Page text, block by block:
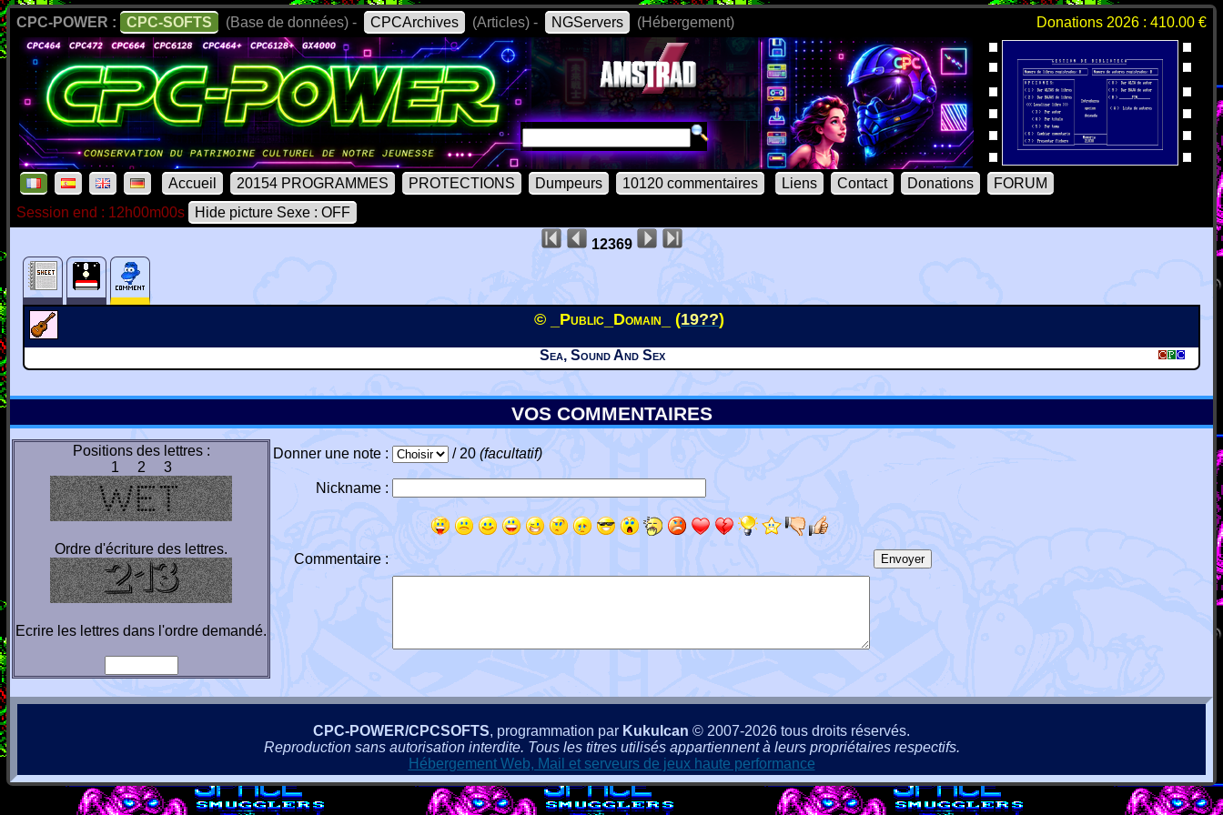
CPC-POWER : CPC-SOFTS (Base de données) - CPCArchives (Articles) - NGServers (Hébergement) Donations 2026 : 410.00 €
Accueil 20154 PROGRAMMES PROTECTIONS Dumpeurs 10120 commentaires Liens Contact Donations
FORUM
Session end : 12h00m00s
Hide picture Sexe : OFF
12369
© _Public_Domain_ (19??)
Sea, Sound And Sex
VOS COMMENTAIRES
Positions des lettres :
1 2 3
Ordre d'écriture des lettres.
Ecrire les lettres dans l'ordre demandé.
Donner une note : / 20 (facultatif)
Nickname :
Commentaire :
CPC-POWER/CPCSOFTS, programmation par Kukulcan © 2007-2026 tous droits réservés.
Reproduction sans autorisation interdite. Tous les titres utilisés appartiennent à leurs propriétaires respectifs.
Hébergement Web, Mail et serveurs de jeux haute performance